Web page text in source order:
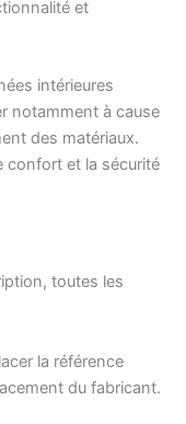
et
intérieures
notamment à cause
des matériaux.
confort et la sécurité
toutes les
la référence
du fabricant.